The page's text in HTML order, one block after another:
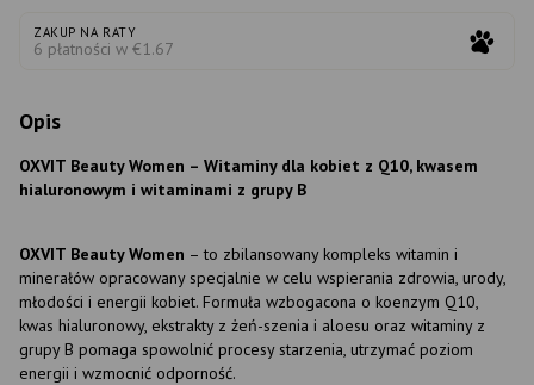
ZAKUP NA RATY
6 płatności w €1.67
Opis
OXVIT Beauty Women – Witaminy dla kobiet z Q10, kwasem
hialuronowym i witaminami z grupy B
OXVIT Beauty Women – to zbilansowany kompleks witamin i
minerałów opracowany specjalnie w celu wspierania zdrowia, urody,
młodości i energii kobiet. Formuła wzbogacona o koenzym Q10,
kwas hialuronowy, ekstrakty z żeń-szenia i aloesu oraz witaminy z
grupy B pomaga spowolnić procesy starzenia, utrzymać poziom
energii i wzmocnić odporność.